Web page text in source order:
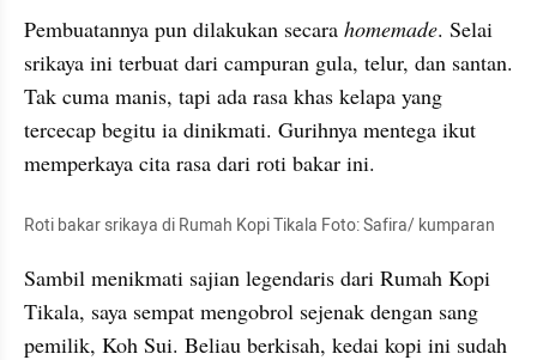
Pembuatannya pun dilakukan secara homemade
srikaya ini terbuat dari campuran gula, telur, dan santan.
Tak cuma manis, tapi ada rasa khas kelapa yang
tercecap begitu ia dinikmati. Gurihnya mentega ikut
memperkaya cita rasa dari roti bakar ini.
Roti bakar srikaya di Rumah Kopi Tikala Foto: Safira/ kumparan
Tikala, saya sempat mengobrol sejenak dengan sang
pemilik, Koh Sui. Beliau berkisah, kedai kopi ini sudah